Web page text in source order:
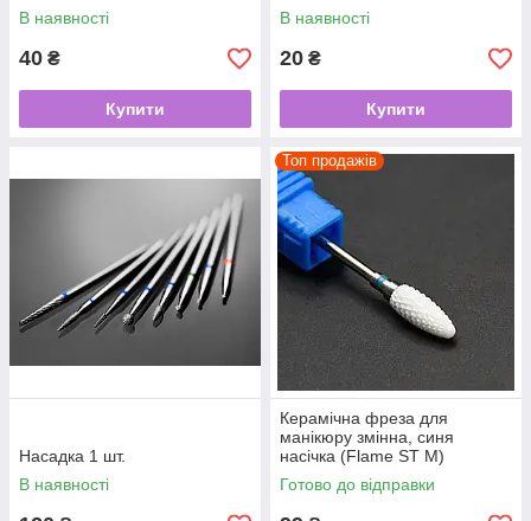
В наявності
40 ₴
Купити
В наявності
20 ₴
Купити
Насадка 1 шт.
В наявності
Топ продажів
Керамічна фреза для
манікюру змінна, синя
насічка (Flame ST M)
Готово до відправки